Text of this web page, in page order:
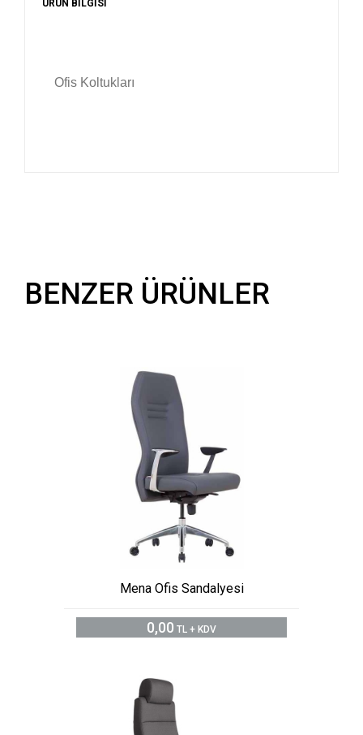
ÜRÜN BİLGİSİ
Ofis Koltukları
BENZER ÜRÜNLER
Mena Ofis Sandalyesi
0,00 TL + KDV